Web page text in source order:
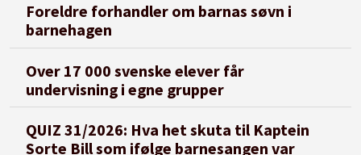
Foreldre forhandler om barnas søvn i
barnehagen
Over 17 000 svenske elever får
undervisning i egne grupper
QUIZ 31/2026: Hva het skuta til Kaptein
Sorte Bill som ifølge barnesangen var